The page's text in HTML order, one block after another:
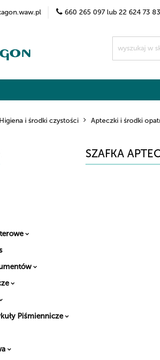
660 265 097 lub 22 624 73 83
Kategorie
Higiena i środki czystości Apteczki i środki
Piśmiennicze
SZAFKA